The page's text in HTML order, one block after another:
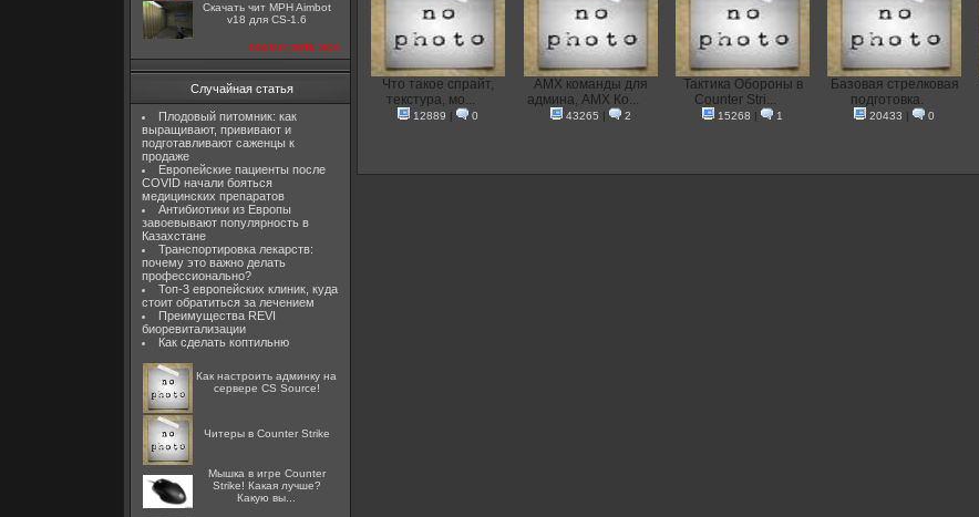
Скачать чит MPH Aimbot
v18 для CS-1.6
посмотреть все
Случайная статья
Плодовый питомник: как
выращивают, прививают и
подготавливают саженцы к
продаже
Европейские пациенты после
COVID начали бояться
медицинских препаратов
Антибиотики из Европы
завоевывают популярность в
Казахстане
Транспортировка лекарств:
почему это важно делать
профессионально?
Топ-3 европейских клиник, куда
стоит обратиться за лечением
Преимущества REVI
биоревитализации
Как сделать коптильню
Как настроить админку на
сервере CS Source!
Читеры в Counter Strike
Мышка в игре Counter
Strike! Какая лучше?
Какую вы...
Что такое спрайт,
текстура, мо...
12889 | 0
AMX команды для
админа, AMX Ко...
43265 | 2
Тактика Обороны в
Counter Stri...
15268 | 1
Базовая стрелковая
подготовка.
20433 | 0